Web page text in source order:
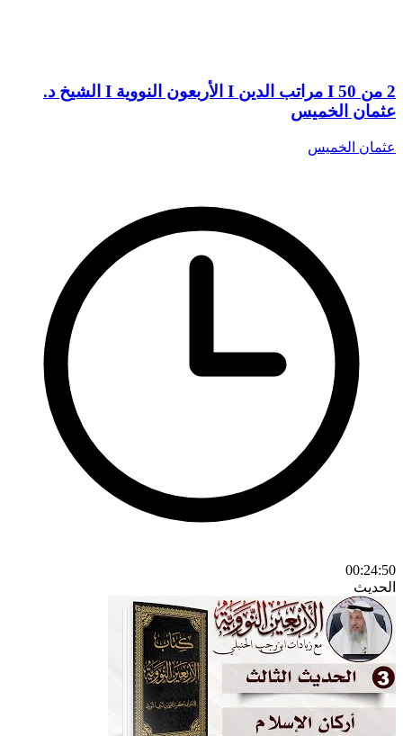
2 من 50 I مراتب الدين I الأربعون النووية I الشيخ د.
عثمان الخميس
عثمان الخميس
00:24:50
الحديث